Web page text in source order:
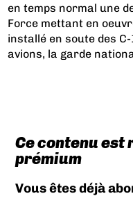
en temps normal une
Force mettant en
installé en soute des
avions, la garde
Ce contenu est
prémium
Vous êtes déjà